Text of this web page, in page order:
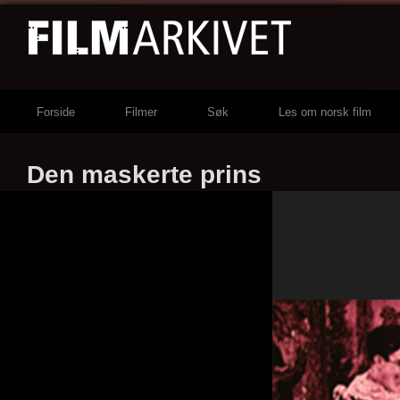
Forside Filmer Søk Les om norsk film
Den maskerte prins